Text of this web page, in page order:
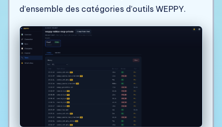
d’ensemble des catégories d’outils WEPPY.